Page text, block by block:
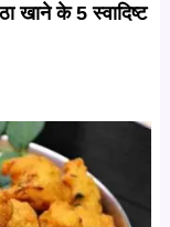
खाने के 5 स्वादिष्ट